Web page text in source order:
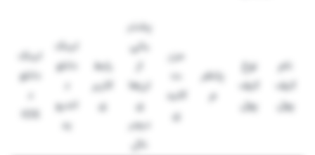
نام
کیف
پول
نوع
کیف
پول
پلتفر
م
مزی
ت
کلید
ی
پشتی
بانی
از
ارزها
ی
دیجی
تال
رابط
کاربر
ی
لینک
دانلو
اندرو
ید
لینک
دانلو
IOS